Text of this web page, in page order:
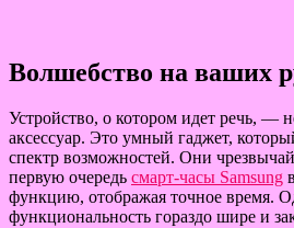
Волшебство на ваших
Устройство, о котором идет речь, —
аксессуар. Это умный гаджет,
спектр возможностей. Они
первую очередь смарт-часы Samsung
функцию, отображая точное время.
функциональность гораздо шире и